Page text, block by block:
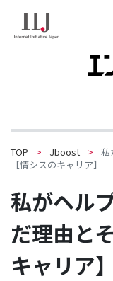
TOP Jboost
私
【情シスのキャリア】
私がヘル
だ理由と
キャリア】